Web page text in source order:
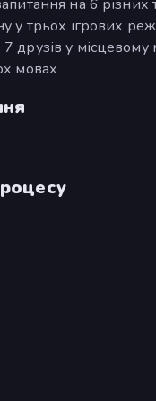
на 6 різних
у трьох ігрових
друзів у місцевому
мовах